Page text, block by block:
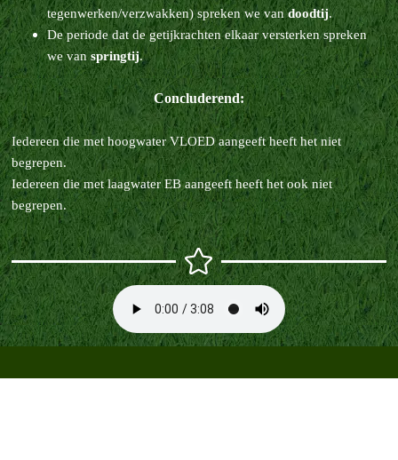
tegenwerken/verzwakken) spreken we vandoodtij.
De periode dat de getijkrachten elkaar versterken spreken
we vanspringtij.
Concluderend:
Iedereen die met hoogwater VLOED aangeeft heeft het niet
begrepen.
Iedereen die met laagwater EB aangeeft heeft het ook niet
begrepen.